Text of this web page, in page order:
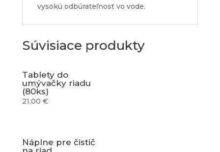
vysokú odbúrateľnosť vo vode.
Súvisiace produkty
Tablety do
umývačky riadu
(80ks)
21,00 €
Náplne pre čistič